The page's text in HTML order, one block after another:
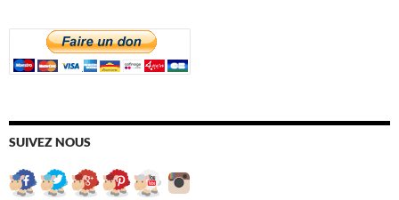
SUIVEZ NOUS